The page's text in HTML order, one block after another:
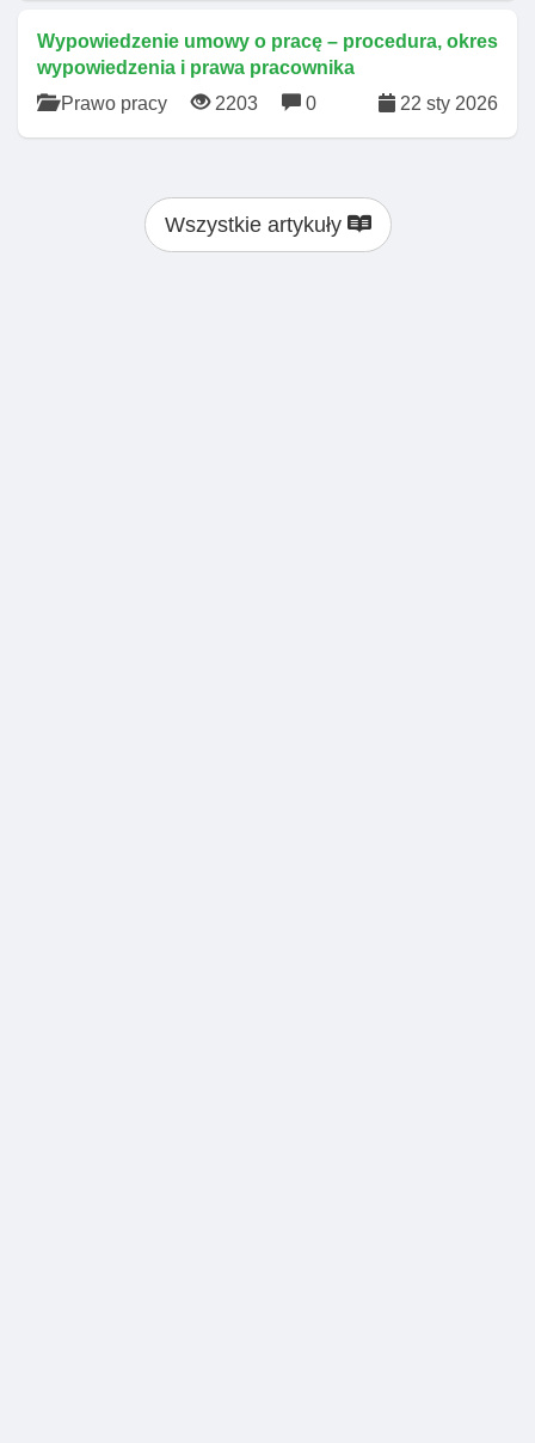
Wypowiedzenie umowy o pracę – procedura, okres
wypowiedzenia i prawa pracownika
Prawo pracy
2203 0 22 sty 2026
Wszystkie artykuły